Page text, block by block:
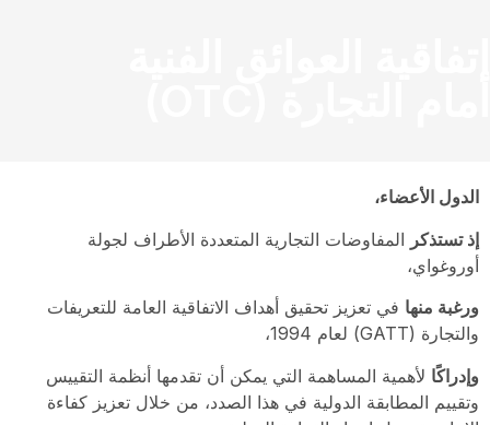
الدول الأعضاء،
إذ تستذكر المفاوضات التجارية المتعددة الأطراف لجولة
أوروغواي،
ورغبة منها في تعزيز تحقيق أهداف الاتفاقية العامة للتعريفات
والتجارة (GATT) لعام 1994،
وإدراكًا لأهمية المساهمة التي يمكن أن تقدمها أنظمة التقييس
وتقييم المطابقة الدولية في هذا الصدد، من خلال تعزيز كفاءة